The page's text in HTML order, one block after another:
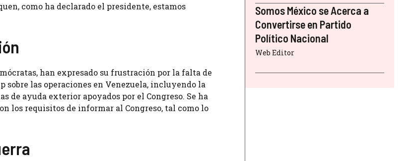
como ha declarado el presidente, estamos
han expresado su frustración por la falta de
las operaciones en Venezuela, incluyendo la
de ayuda exterior apoyados por el Congreso. Se ha
los requisitos de informar al Congreso, tal como lo
Somos México se Acerca a
Convertirse en Partido
Político Nacional
Web Editor